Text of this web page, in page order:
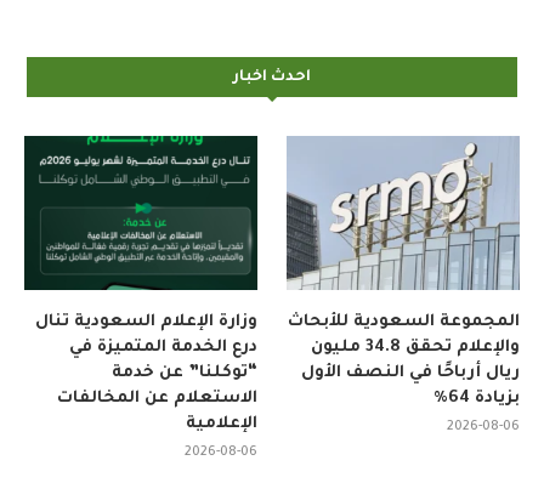
احدث اخبار
وزارة الإعلام السعودية تنال
درع الخدمة المتميزة في
“توكلنا” عن خدمة
الاستعلام عن المخالفات
الإعلامية
2026-08-06
المجموعة السعودية للأبحاث
والإعلام تحقق 34.8 مليون
ريال أرباحًا في النصف الأول
بزيادة 64%
2026-08-06